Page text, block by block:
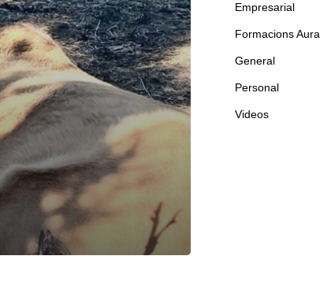
Empresarial
Formacions Aura
General
Personal
Videos